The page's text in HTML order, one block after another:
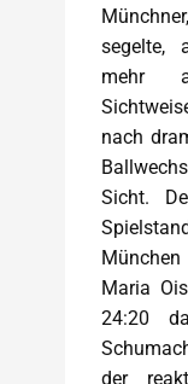
segelte,
mehr
nach
Sicht.
Maria
24:20
der